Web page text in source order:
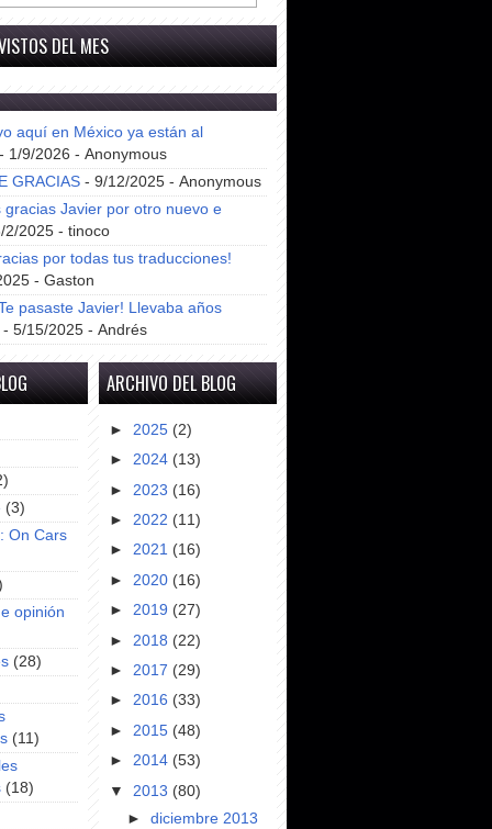
DEL MES
aquí en México ya están al
1/9/2026 - Anonymous
GRACIAS - 9/12/2025 - Anonymous
gracias Javier por otro nuevo e
2025 - tinoco
por todas tus traducciones!
- Gaston
pasaste Javier! Llevaba años
- 5/15/2025 - Andrés
(3)
On Cars
opinión
(28)
(11)
(18)
ARCHIVO DEL BLOG
► 2025 (2)
► 2024 (13)
► 2023 (16)
► 2022 (11)
► 2021 (16)
► 2020 (16)
► 2019 (27)
► 2018 (22)
► 2017 (29)
► 2016 (33)
► 2015 (48)
► 2014 (53)
▼ 2013 (80)
►diciembre 2013